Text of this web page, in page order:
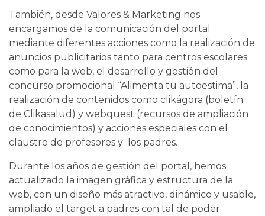
También, desde Valores & Marketing nos
encargamos de la comunicación del portal
mediante diferentes acciones como la realización de
anuncios publicitarios tanto para centros escolares
como para la web, el desarrollo y gestión del
concurso promocional “Alimenta tu autoestima”, la
realización de contenidos como clikágora (boletín
de Clikasalud) y webquest (recursos de ampliación
de conocimientos) y acciones especiales con el
claustro de profesores y los padres.
Durante los años de gestión del portal, hemos
actualizado la imagen gráfica y estructura de la
web, con un diseño más atractivo, dinámico y usable,
ampliado el target a padres con tal de poder